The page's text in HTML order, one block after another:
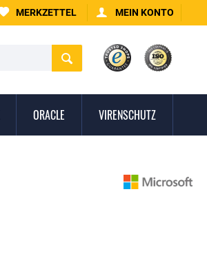
MERKZETTEL MEIN KONTO
ORACLE VIRENSCHUTZ